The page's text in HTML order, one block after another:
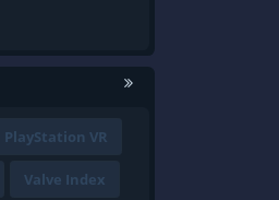
PlayStation VR
Valve Index